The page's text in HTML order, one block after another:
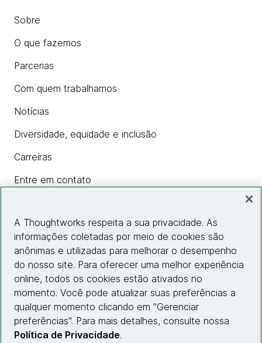
Sobre
O que fazemos
Parcerias
Com quem trabalhamos
Notícias
Diversidade, equidade e inclusão
Carreiras
Entre em contato
Insights
Informações do site
Entre em contato
A Thoughtworks respeita a sua privacidade. As
informações coletadas por meio de cookies são
anônimas e utilizadas para melhorar o desempenho
do nosso site. Para oferecer uma melhor experiência
online, todos os cookies estão ativados no
momento. Você pode atualizar suas preferências a
qualquer momento clicando em "Gerenciar
preferências". Para mais detalhes, consulte nossa
Política de Privacidade.